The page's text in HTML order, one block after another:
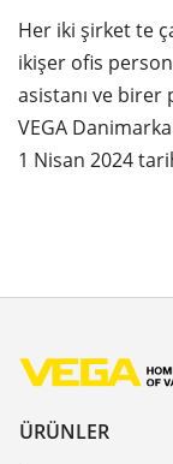
Her iki şirket te
ikişer ofis
asistanı ve birer
VEGA
1 Nisan 2024
ÜRÜNLER